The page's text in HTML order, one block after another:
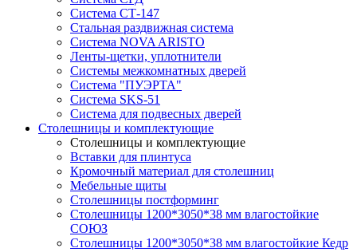
Система СТ-147
Стальная раздвижная система
Система NOVA ARISTO
Ленты-щетки, уплотнители
Системы межкомнатных дверей
Система "ПУЭРТА"
Система SKS-51
Система для подвесных дверей
Столешницы и комплектующие
Столешницы и комплектующие
Вставки для плинтуса
Кромочный материал для столешниц
Мебельные щиты
Столешницы постформинг
Столешницы 1200*3050*38 мм влагостойкие
СОЮЗ
Столешницы 1200*3050*38 мм влагостойкие Кедр